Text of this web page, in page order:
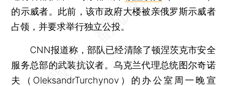
的示威者。此前，该市政府大楼被亲俄罗斯示威者
占领，并要求举行独立公投。
CNN报道称，部队已经清除了顿涅茨克市安全
服务总部的武装抗议者。乌克兰代理总统图尔奇诺
夫（OleksandrTurchynov）的办公室周一晚宣